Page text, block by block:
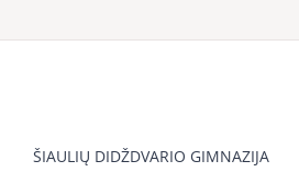
ŠIAULIŲ DIDŽDVARIO GIMNAZIJA